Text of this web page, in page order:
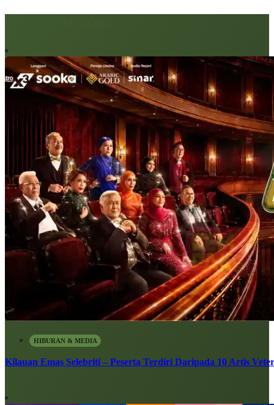
HIBURAN & MEDIA
Kilauan Emas Selebriti – Peserta Terdiri Daripada 10 Artis